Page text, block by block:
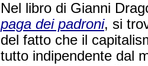
Nel libro di Gianni
paga dei padroni, si
del fatto che il
tutto indipendente dal